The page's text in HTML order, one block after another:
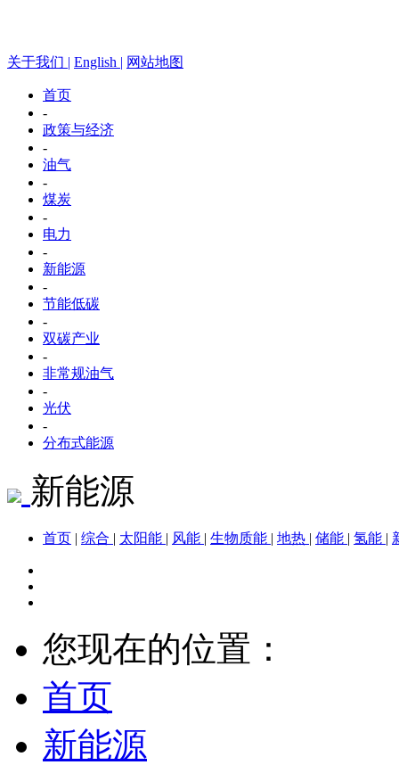
关于我们 | English | 网站地图
首页
-
政策与经济
-
油气
-
煤炭
-
电力
-
新能源
-
节能低碳
-
双碳产业
-
非常规油气
-
光伏
-
分布式能源
新能源
首页 | 综合 | 太阳能 | 风能 | 生物质能 | 地热 | 储能 | 氢能 |
您现在的位置：
首页
新能源